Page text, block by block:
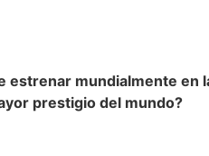
estrenar mundialmente en
prestigio del mundo?